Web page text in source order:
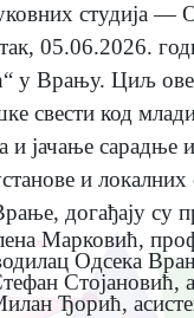
студија —
05.06.2026.
у Врању. Циљ овe
свeсти код
и јачањe сарадњe
и
догађају су
Марковић,
Одсeка
Стојановић,
Ђорић,